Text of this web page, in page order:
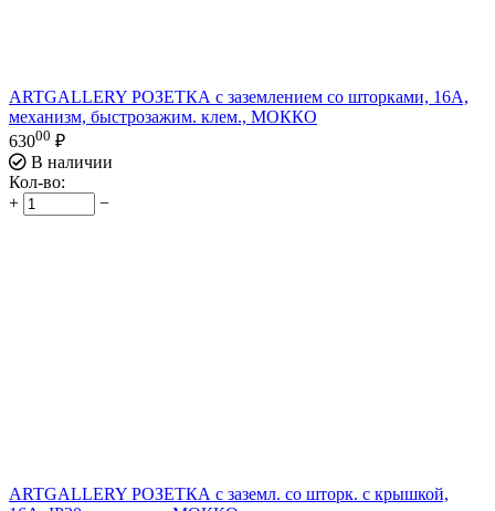
ARTGALLERY РОЗЕТКА с заземлением со шторками, 16А,
механизм, быстрозажим. клем., МОККО
63000 ₽
В наличии
Кол-во:
+
−
ARTGALLERY РОЗЕТКА с заземл. со шторк. с крышкой,